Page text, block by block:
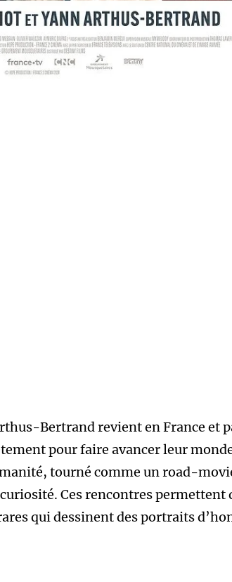
Bertrand revient en France et
pour faire avancer leur
tourné comme un road-
Ces rencontres permettent
qui dessinent des portraits